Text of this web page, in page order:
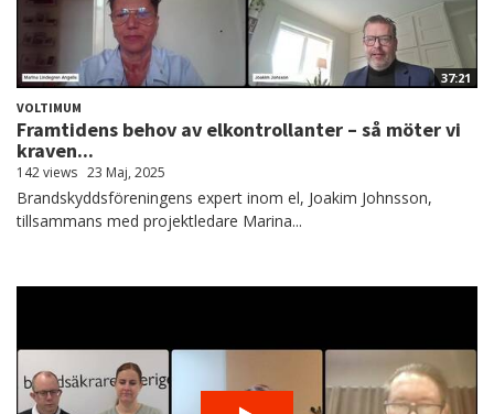
37:21
VOLTIMUM
Framtidens behov av elkontrollanter – så möter vi
kraven...
142 views 23 Maj, 2025
Brandskyddsföreningens expert inom el, Joakim Johnsson,
tillsammans med projektledare Marina...